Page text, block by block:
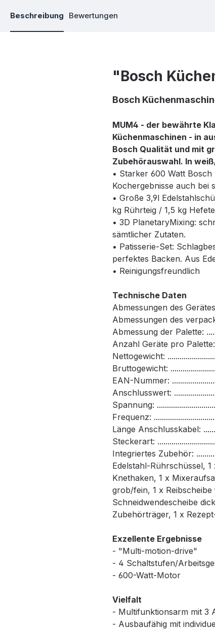
Beschreibung Bewertungen
"Bosch
Bosch
MUM4 - der bewährte
Küchenmaschinen - in
Bosch Qualität und mit
Zubehörauswahl. In
• Starker 600 Watt
Kochergebnisse auch bei
• Große 3,9l
kg Rührteig / 1,5 kg
• 3D PlanetaryMixing:
sämtlicher Zutaten.
• Patisserie-Set:
perfektes Backen. Aus
• Reinigungsfreundlich
Technische Daten
Abmessungen des
Abmessungen des
Abmessung der Palette:
Anzahl Geräte pro Palette:
Nettogewicht:
Bruttogewicht:
EAN-Nummer:
Anschlusswert:
Spannung:
Frequenz:
Länge Anschlusskabel:
Steckerart:
Integriertes Zubehör:
Edelstahl-Rührschüssel,
Knethaken, 1 x
grob/fein, 1 x
Schneidwendescheibe
Zubehörträger, 1 x
Exzellente Ergebnisse
- "Multi-motion-drive"
- 4 Schaltstufen/
- 600-Watt-Motor
Vielfalt
- Multifunktionsarm mit 3
- Ausbaufähig mit